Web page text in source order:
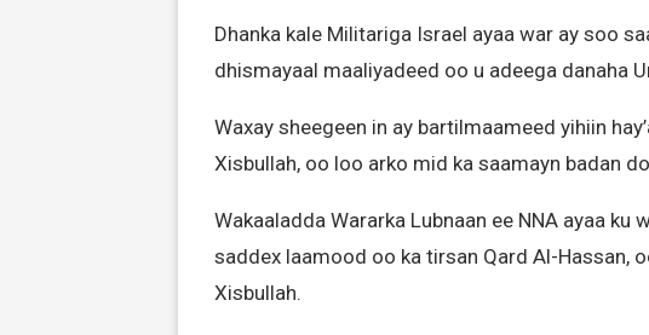
Dhanka kale Militariga Israel ayaa war ay soo
dhismayaal maaliyadeed oo u adeega danaha
Waxay sheegeen in ay bartilmaameed yihiin
Xisbullah, oo loo arko mid ka saamayn badan
Wakaaladda Wararka Lubnaan ee NNA ayaa ku
saddex laamood oo ka tirsan Qard Al-Hassan,
Xisbullah.